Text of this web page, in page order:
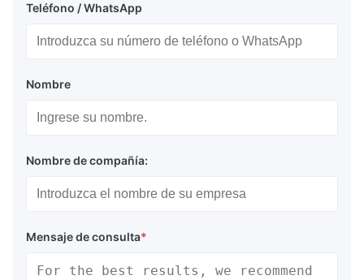
Teléfono / WhatsApp
Nombre
Nombre de compañía:
Mensaje de consulta*